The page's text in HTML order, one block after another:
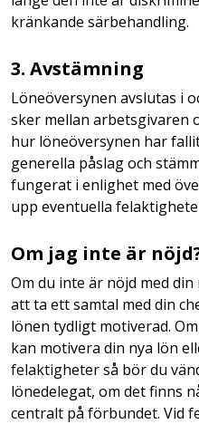
kränkande särbehandling.
3. Avstämning
Löneöversynen avslutas i
sker mellan arbetsgivaren
hur löneöversynen har
generella påslag och
fungerat i enlighet med
upp eventuella
Om jag inte är
Om du inte är nöjd med
att ta ett samtal med din
lönen tydligt motiverad.
kan motivera din nya lön
felaktigheter så bör du
lönedelegat, om det finns
centralt på förbundet. Vid